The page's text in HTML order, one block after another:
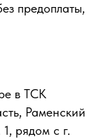
предоплаты,
в ТСК
Раменский
рядом с г.